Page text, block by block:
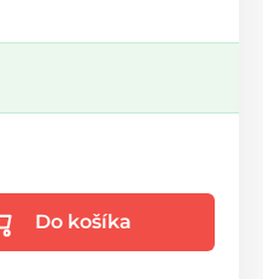
Do košíka